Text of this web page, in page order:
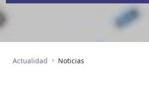
Actualidad Noticias